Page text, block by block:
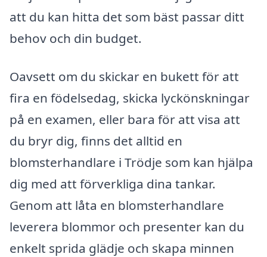
att du kan hitta det som bäst passar ditt
behov och din budget.
Oavsett om du skickar en bukett för att
fira en födelsedag, skicka lyckönskningar
på en examen, eller bara för att visa att
du bryr dig, finns det alltid en
blomsterhandlare i Trödje som kan hjälpa
dig med att förverkliga dina tankar.
Genom att låta en blomsterhandlare
leverera blommor och presenter kan du
enkelt sprida glädje och skapa minnen